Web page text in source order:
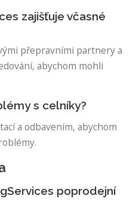
zajišťuje včasné
přepravními partnery a
abychom mohli
s celníky?
a odbavením, abychom
poprodejní